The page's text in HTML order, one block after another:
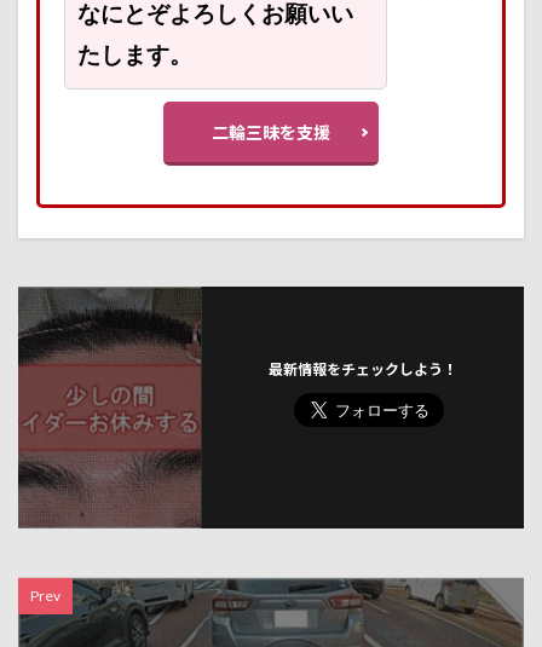
なにとぞよろしくお願いい
たします。
二輪三昧を支援
最新情報をチェックしよう！
Prev